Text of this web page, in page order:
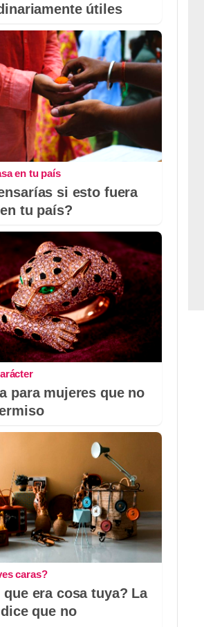
útiles
en tu país
si esto fuera
tu país?
para mujeres que no
caras?
que era cosa tuya? La
que no